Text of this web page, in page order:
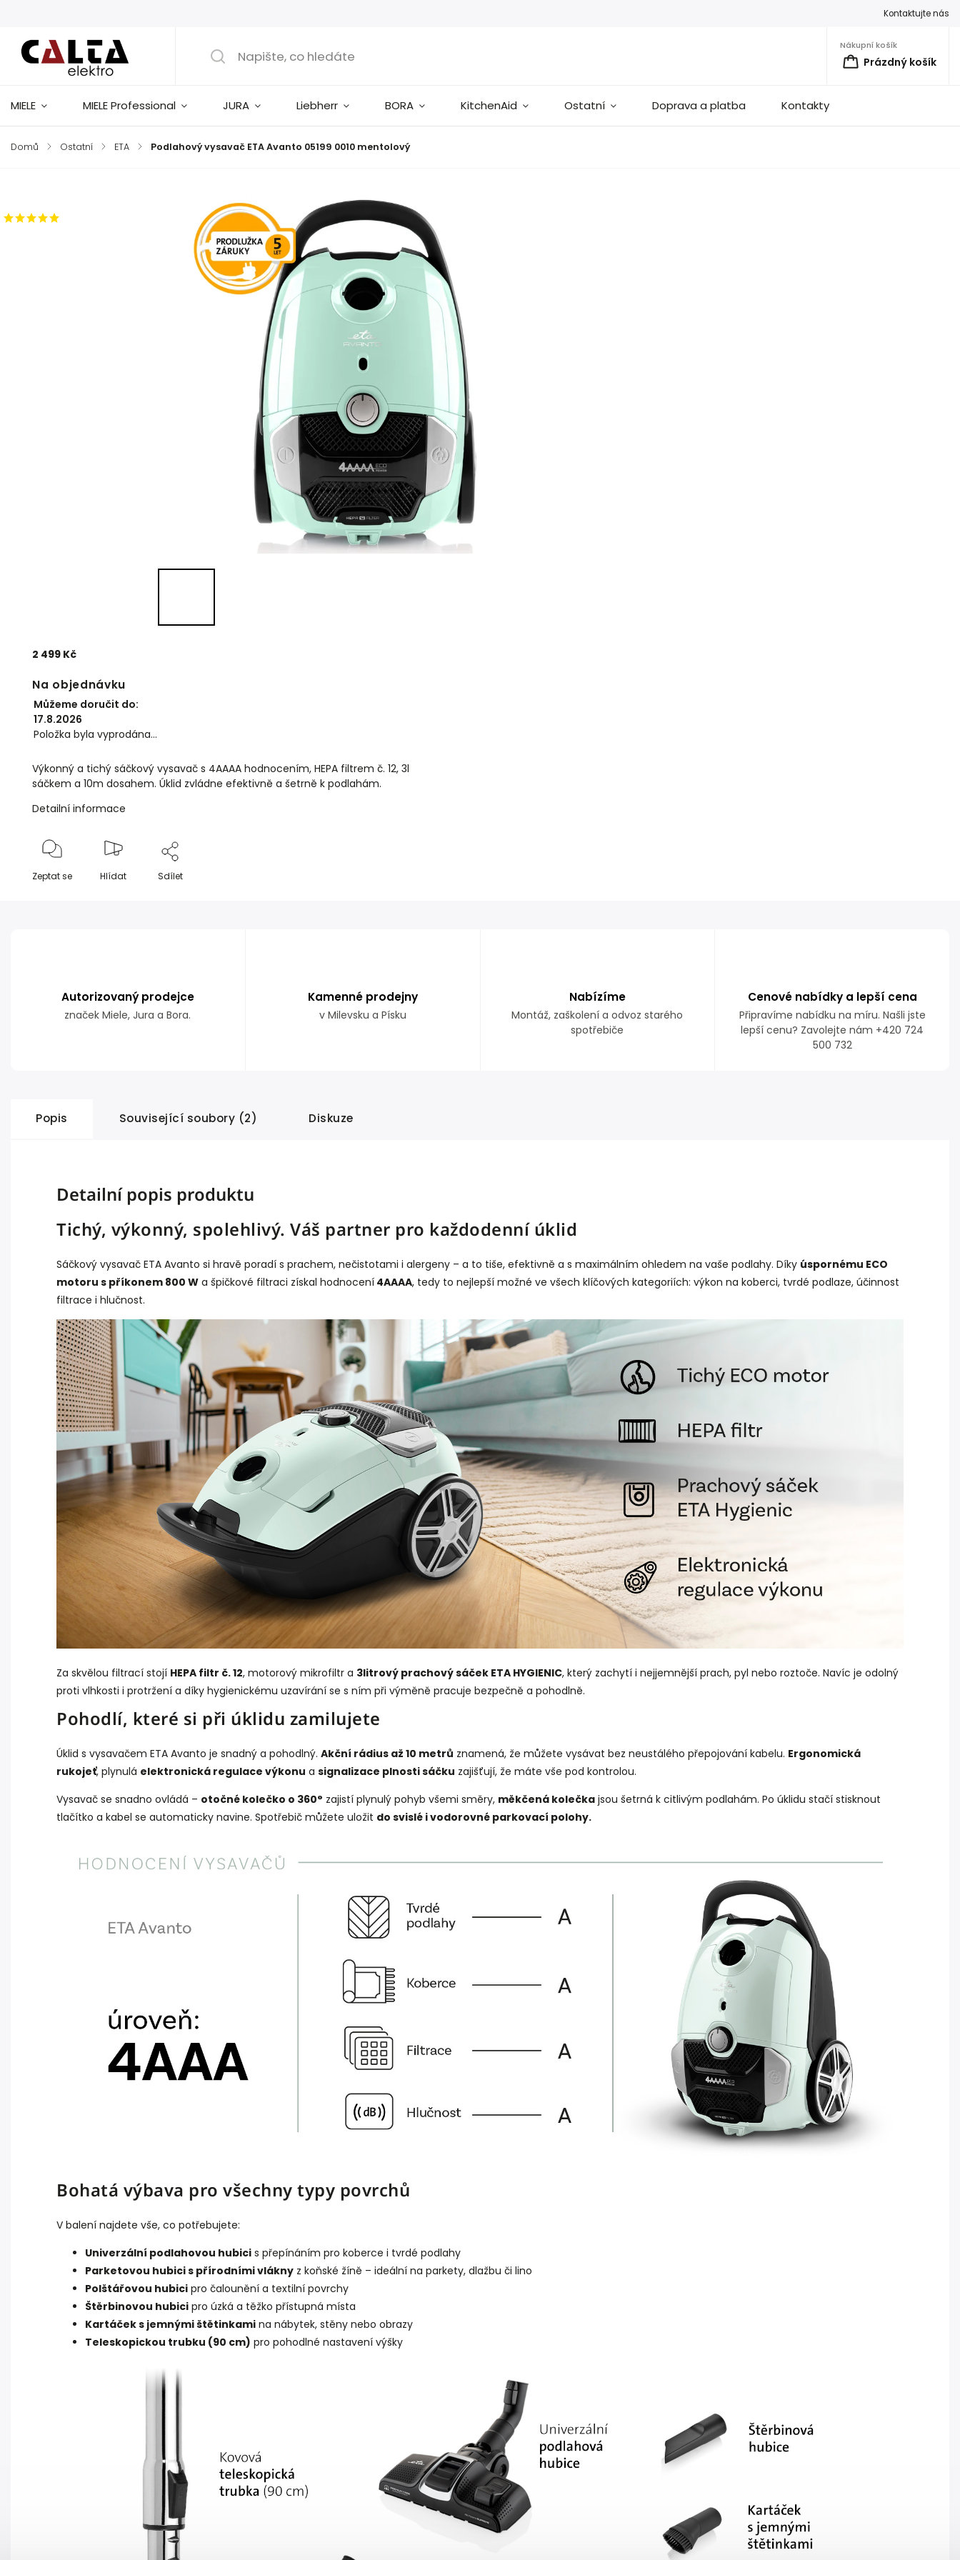
Kontaktujte nás
Nákupní košík
Prázdný košík
MIELE MIELE Professional JURA Liebherr BORA KitchenAid Ostatní Doprava a platba Kontakty
Domů / Ostatní / ETA / Podlahový vysavač ETA Avanto 05199 0010 mentolový
2 499 Kč
Na objednávku
Můžeme doručit do:
17.8.2026
Položka byla vyprodána…
Výkonný a tichý sáčkový vysavač s 4AAAA hodnocením, HEPA filtrem č. 12, 3l
sáčkem a 10m dosahem. Úklid zvládne efektivně a šetrně k podlahám.
Detailní informace
Zeptat se Hlídat Sdílet
Autorizovaný prodejce
značek Miele, Jura a Bora.
Kamenné prodejny
v Milevsku a Písku
Nabízíme
Montáž, zaškolení a odvoz starého
spotřebiče
Cenové nabídky a lepší cena
Připravíme nabídku na míru. Našli jste
lepší cenu? Zavolejte nám +420 724
500 732
Popis Související soubory (2) Diskuze
Detailní popis produktu
Tichý, výkonný, spolehlivý. Váš partner pro každodenní úklid
Sáčkový vysavač ETA Avanto si hravě poradí s prachem, nečistotami i alergeny – a to tiše, efektivně a s maximálním ohledem na vaše podlahy. Díky úspornému ECO
motoru s příkonem 800 W a špičkové filtraci získal hodnocení 4AAAA, tedy to nejlepší možné ve všech klíčových kategoriích: výkon na koberci, tvrdé podlaze, účinnost
filtrace i hlučnost.
Za skvělou filtrací stojí HEPA filtr č. 12, motorový mikrofiltr a 3litrový prachový sáček ETA HYGIENIC, který zachytí i nejjemnější prach, pyl nebo roztoče. Navíc je odolný
proti vlhkosti i protržení a díky hygienickému uzavírání se s ním při výměně pracuje bezpečně a pohodlně.
Pohodlí, které si při úklidu zamilujete
Úklid s vysavačem ETA Avanto je snadný a pohodlný. Akční rádius až 10 metrů znamená, že můžete vysávat bez neustálého přepojování kabelu. Ergonomická
rukojeť, plynulá elektronická regulace výkonu a signalizace plnosti sáčku zajišťují, že máte vše pod kontrolou.
Vysavač se snadno ovládá – otočné kolečko o 360° zajistí plynulý pohyb všemi směry, měkčená kolečka jsou šetrná k citlivým podlahám. Po úklidu stačí stisknout
tlačítko a kabel se automaticky navine. Spotřebič můžete uložit do svislé i vodorovné parkovací polohy.
Bohatá výbava pro všechny typy povrchů
V balení najdete vše, co potřebujete:
Univerzální podlahovou hubici s přepínáním pro koberce i tvrdé podlahy
Parketovou hubici s přírodními vlákny z koňské žíně – ideální na parkety, dlažbu či lino
Polštářovou hubici pro čalounění a textilní povrchy
Štěrbinovou hubici pro úzká a těžko přístupná místa
Kartáček s jemnými štětinkami na nábytek, stěny nebo obrazy
Teleskopickou trubku (90 cm) pro pohodlné nastavení výšky